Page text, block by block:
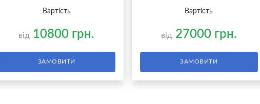
Вартість
від 10800 грн.
ЗАМОВИТИ
Вартість
від 27000 грн.
ЗАМОВИТИ